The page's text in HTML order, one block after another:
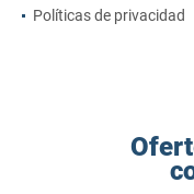
Políticas de privacidad